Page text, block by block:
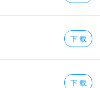
下 载
下 载